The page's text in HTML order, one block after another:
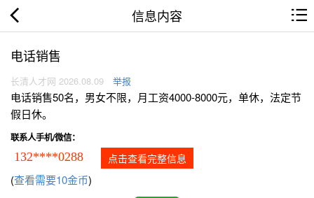
信息内容
电话销售
长清人才网 2026.08.09 举报
电话销售50名，男女不限，月工资4000-8000元，单休，法定节
假日休。
联系人手机/微信：
132****0288 点击查看完整信息
(查看需要10金币)